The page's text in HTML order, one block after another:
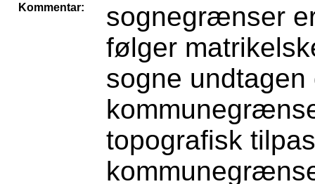
Kommentar:
sognegrænser
følger
sogne
topografisk